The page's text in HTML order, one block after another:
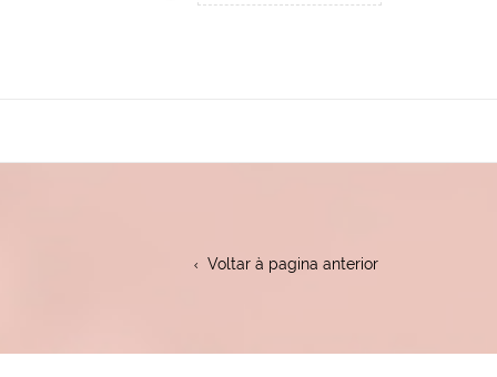
Voltar à pagina anterior